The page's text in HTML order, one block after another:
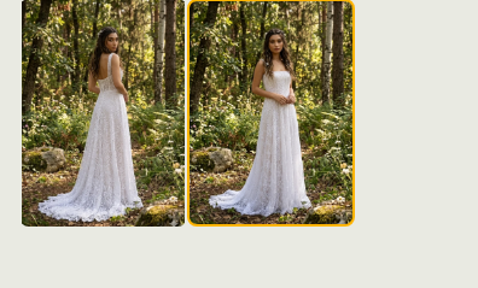
שמלות כלה